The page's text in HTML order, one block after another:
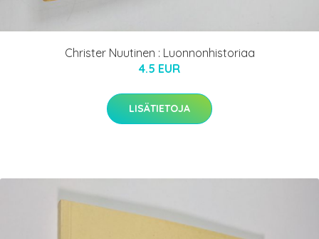
Christer Nuutinen : Luonnonhistoriaa
4.5 EUR
LISÄTIETOJA